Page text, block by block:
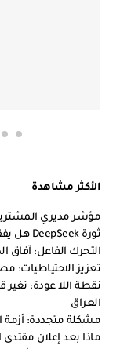
الأكثر مشاهدة
مؤشر مديري
ثورة DeepSeek هل يفقد وادي السيليكون تاجه؟
التحرك الفاعل: آفاق
تعزيز الاحتياطيات:
نقطة اللا عودة: تغير
العراق
مشكلة متجددة: أزمة
ماذا بعد إعلان مقتدى